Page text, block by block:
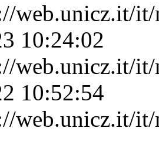
web.unicz.it/it/
10:24:02
web.unicz.it/it/
10:52:54
web.unicz.it/it/